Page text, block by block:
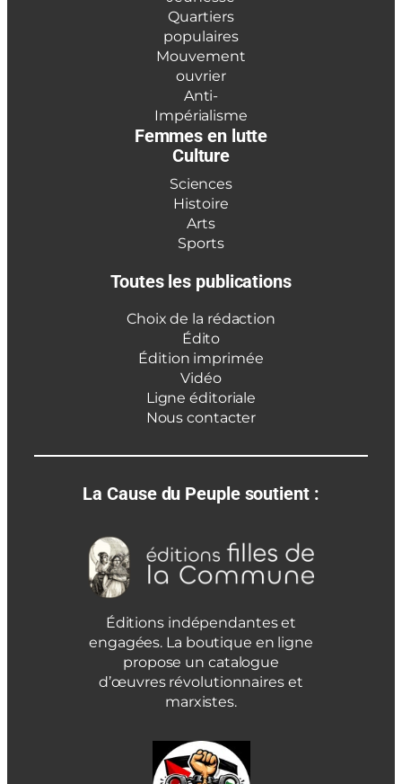
Quartiers
populaires
Mouvement
ouvrier
Anti-
Impérialisme
Femmes en lutte
Culture
Sciences
Histoire
Arts
Sports
Toutes les publications
Choix de la rédaction
Édito
Édition imprimée
Vidéo
Ligne éditoriale
Nous contacter
La Cause du Peuple soutient :
Éditions indépendantes et
engagées. La boutique en ligne
propose un catalogue
d’œuvres révolutionnaires et
marxistes.